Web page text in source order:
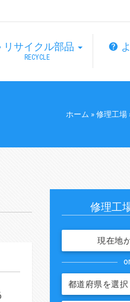
リサイクル部品
RECYCLE
ホーム » 修理工場
修理工
現在地
都道府県を選択